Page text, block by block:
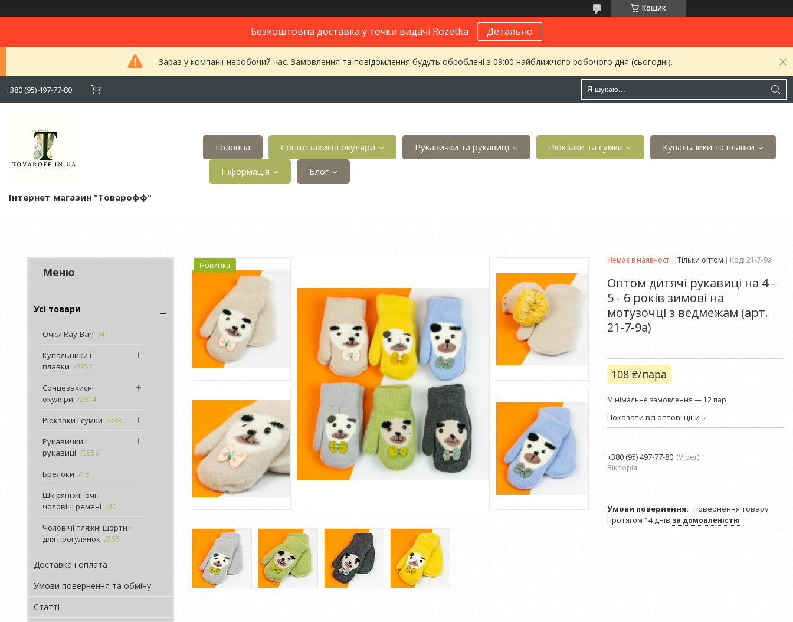
Кошик
Безкоштовна доставка у точки видачі Rozetka Детально
Зараз у компанії неробочий час. Замовлення та повідомлення будуть оброблені з 09:00 найближчого робочого дня (сьогодні).
+380 (95) 497-77-80
Інтернет магазин "Товарофф"
Головна Сонцезахисні окуляри Рукавички та рукавиці Рюкзаки та сумки Купальники та плавки
Інформація Блог
Усі товари
Очки Ray-Ban 47
Купальники і
плавки
2952
Сонцезахисні
окуляри
2914
Рюкзаки і сумки 833
Рукавички і
рукавиці
3559
Брелоки 18
Шкіряні жіночі і
чоловічі ремені
40
Чоловічі пляжні шорти і
для прогулянок
366
Доставка і оплата
Умови повернення та обміну
Статті
Новинка
Немає в наявності Тільки оптом Код: 21-7-9а
Оптом дитячі рукавиці на 4 -
5 - 6 років зимові на
мотузочці з ведмежам (арт.
21-7-9а)
108 ₴/пара
Мінімальне замовлення — 12 пар
Показати всі оптові ціни
+380 (95) 497-77-80 Viber
Вікторія
повернення товару
протягом 14 днів за домовленістю